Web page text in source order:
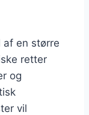
en større
retter
og
vil